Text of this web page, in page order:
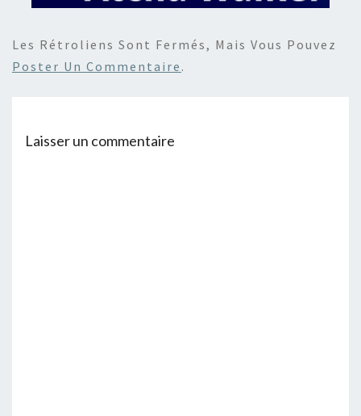
Les Rétroliens Sont Fermés, Mais Vous Pouvez
Poster Un Commentaire .
Laisser un commentaire